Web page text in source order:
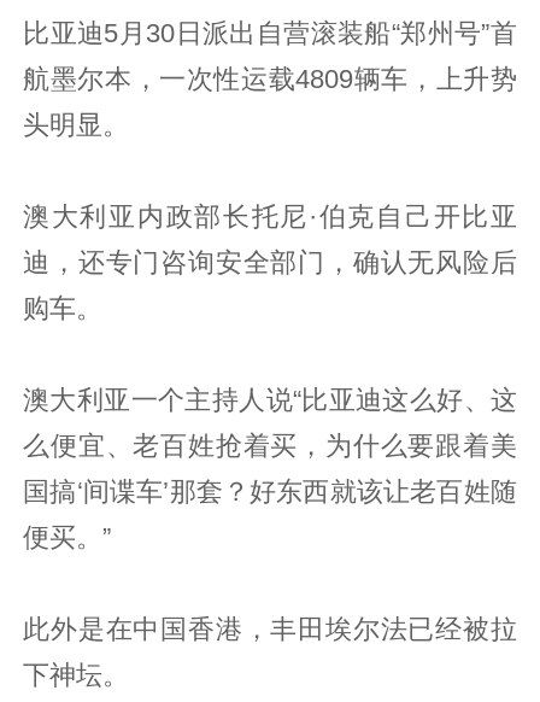
比亚迪5月30日派出自营滚装船“郑州号”首
航墨尔本，一次性运载4809辆车，上升势
头明显。
澳大利亚内政部长托尼·伯克自己开比亚
迪，还专门咨询安全部门，确认无风险后
购车。
澳大利亚一个主持人说“比亚迪这么好、这
么便宜、老百姓抢着买，为什么要跟着美
国搞‘间谍车’那套？好东西就该让老百姓随
便买。”
此外是在中国香港，丰田埃尔法已经被拉
下神坛。